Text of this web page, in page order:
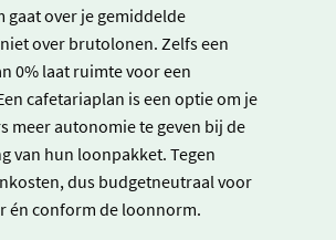
gaat over je gemiddelde
over brutolonen. Zelfs een
0% laat ruimte voor een
cafetariaplan is een optie om je
meer autonomie te geven bij de
van hun loonpakket. Tegen
dus budgetneutraal voor
én conform de loonnorm.